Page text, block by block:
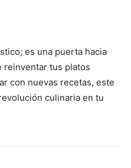
es una puerta hacia
reinventar tus platos
con nuevas recetas, este
culinaria en tu